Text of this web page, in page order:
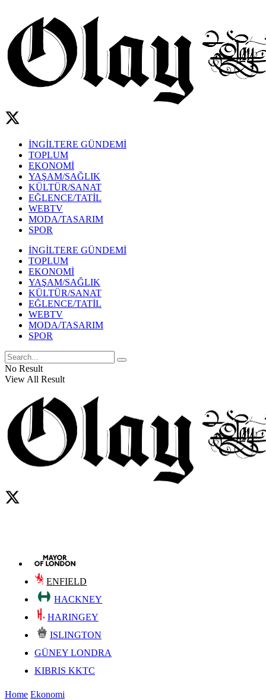
İNGİLTERE GÜNDEMİ
TOPLUM
EKONOMİ
YAŞAM/SAĞLIK
KÜLTÜR/SANAT
EĞLENCE/TATİL
WEBTV
MODA/TASARIM
SPOR
İNGİLTERE GÜNDEMİ
TOPLUM
EKONOMİ
YAŞAM/SAĞLIK
KÜLTÜR/SANAT
EĞLENCE/TATİL
WEBTV
MODA/TASARIM
SPOR
No Result
View All Result
ENFIELD
HACKNEY
HARINGEY
ISLINGTON
GÜNEY LONDRA
KIBRIS KKTC
Home Ekonomi